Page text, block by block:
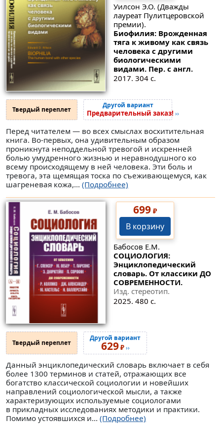
Уилсон Э.О. (Дважды
лауреат Пулитцеровской
премии).
Биофилия: Врожденная
тяга к живому как связь
человека с другими
биологическими
видами. Пер. с англ.
2017. 304 с.
Твердый переплет Другой вариант
Предварительный заказ! ››
Перед читателем — во всех смыслах восхитительная
книга. Во-первых, она удивительным образом
проникнута неподдельной тревогой и искренней
болью умудренного жизнью и неравнодушного ко
всему происходящему в ней человека. Эти боль и
тревога, эта щемящая тоска по съеживающемуся, как
шагреневая кожа,... (Подробнее)
699₽
В корзину
Бабосов Е.М.
СОЦИОЛОГИЯ:
Энциклопедический
словарь. От классики ДО
СОВРЕМЕННОСТИ.
Изд. стереотип.
2025. 480 с.
Твердый переплет
Другой вариант
629₽››
Данный энциклопедический словарь включает в себя
более 1300 терминов и статей, отражающих все
богатство классической социологии и новейших
направлений социологической мысли, а также
характеризующих используемые социологами
в прикладных исследованиях методики и практики.
Помимо устоявшихся и... (Подробнее)